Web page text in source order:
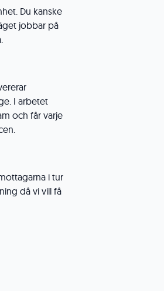
Du kanske
jobbar på
I arbetet
och får varje
i tur
då vi vill få